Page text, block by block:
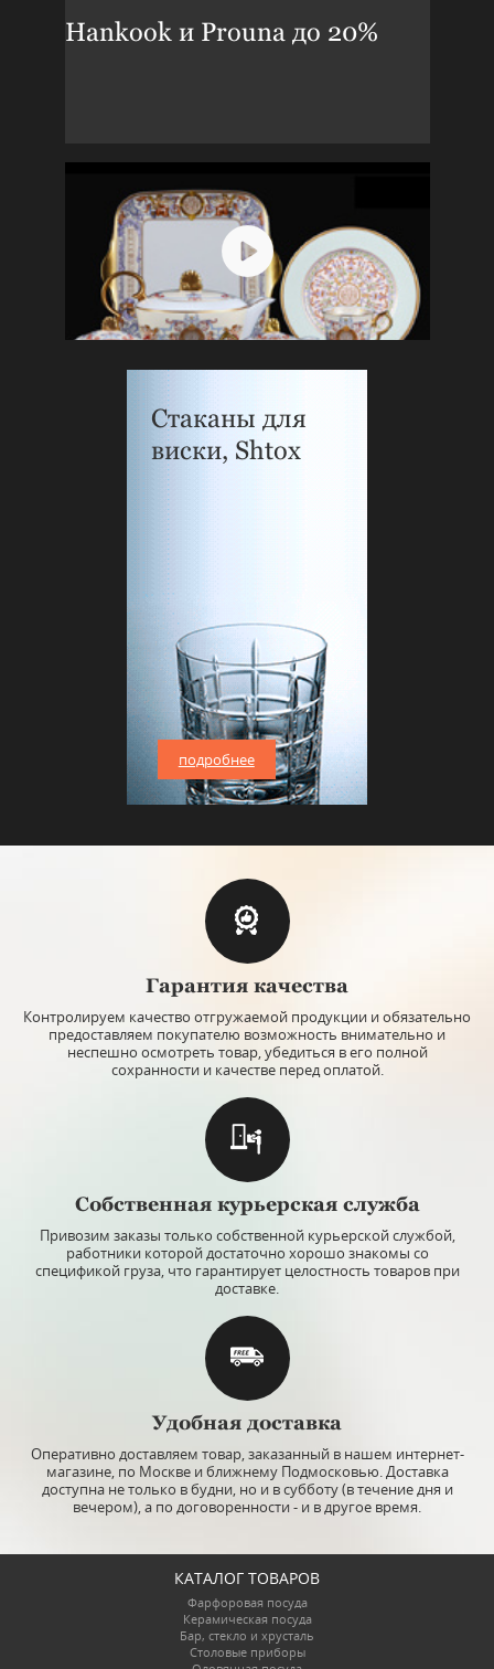
Hankook и Prouna до 20%
Стаканы для
виски, Shtox
подробнее
Гарантия качества
Контролируем качество отгружаемой продукции и обязательно
предоставляем покупателю возможность внимательно и
неспешно осмотреть товар, убедиться в его полной
сохранности и качестве перед оплатой.
Собственная курьерская служба
Привозим заказы только собственной курьерской службой,
работники которой достаточно хорошо знакомы со
спецификой груза, что гарантирует целостность товаров при
доставке.
Удобная доставка
Оперативно доставляем товар, заказанный в нашем интернет-
магазине, по Москве и ближнему Подмосковью. Доставка
доступна не только в будни, но и в субботу (в течение дня и
вечером), а по договоренности - и в другое время.
КАТАЛОГ ТОВАРОВ
Фарфоровая посуда
Керамическая посуда
Бар, стекло и хрусталь
Столовые приборы